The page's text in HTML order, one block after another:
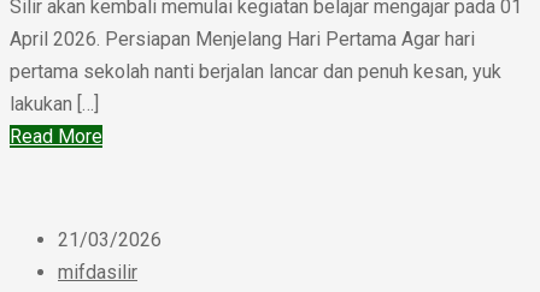
Silir akan kembali memulai kegiatan belajar mengajar pada 01
April 2026. Persiapan Menjelang Hari Pertama Agar hari
pertama sekolah nanti berjalan lancar dan penuh kesan, yuk
lakukan […]
Read More
21/03/2026
mifdasilir